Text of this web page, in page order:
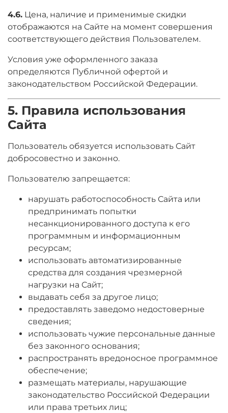
4.6. Цена, наличие и применимые скидки
отображаются на Сайте на момент совершения
соответствующего действия Пользователем.
Условия уже оформленного заказа
определяются Публичной офертой и
законодательством Российской Федерации.
5. Правила использования
Сайта
Пользователь обязуется использовать Сайт
добросовестно и законно.
Пользователю запрещается:
нарушать работоспособность Сайта или
предпринимать попытки
несанкционированного доступа к его
программным и информационным
ресурсам;
использовать автоматизированные
средства для создания чрезмерной
нагрузки на Сайт;
выдавать себя за другое лицо;
предоставлять заведомо недостоверные
сведения;
использовать чужие персональные данные
без законного основания;
распространять вредоносное программное
обеспечение;
размещать материалы, нарушающие
законодательство Российской Федерации
или права третьих лиц;